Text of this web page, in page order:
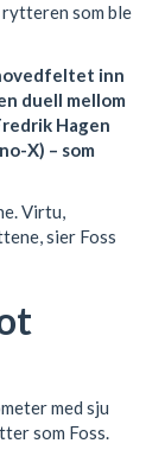
rytteren som ble
inn
duell mellom
Hagen
X) – som
Virtu,
sier Foss
med sju
som Foss.